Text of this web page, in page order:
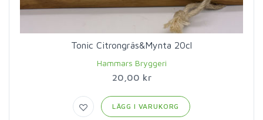
Tonic Citrongräs&Mynta 20cl
Hammars Bryggeri
20,00 kr
LÄGG I VARUKORG